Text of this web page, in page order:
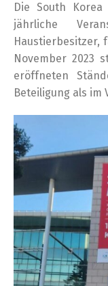
Die South Korea
jährliche
Haustierbesitzer,
November 2023
eröffneten
Beteiligung als im